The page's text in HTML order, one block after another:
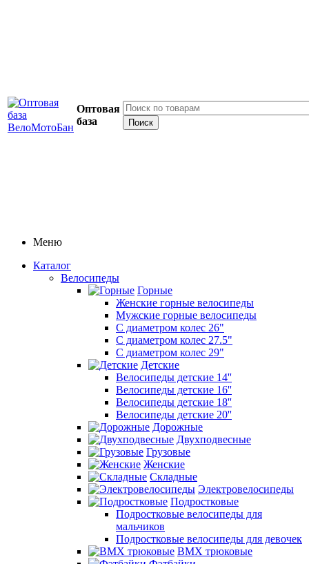
Оптовая
база
Меню
Каталог
Велосипеды
Горные
Женские горные велосипеды
Мужские горные велосипеды
С диаметром колес 26"
С диаметром колес 27.5"
С диаметром колес 29"
Детские
Велосипеды детские 14''
Велосипеды детские 16''
Велосипеды детские 18''
Велосипеды детские 20''
Дорожные
Двухподвесные
Грузовые
Женские
Складные
Электровелосипеды
Подростковые
Подростковые велосипеды для
мальчиков
Подростковые велосипеды для девочек
BMX трюковые